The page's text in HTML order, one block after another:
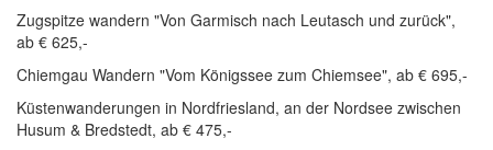
Zugspitze wandern "Von Garmisch nach Leutasch und zurück",
ab € 625,-
Chiemgau Wandern "Vom Königssee zum Chiemsee", ab € 695,-
Küstenwanderungen in Nordfriesland, an der Nordsee zwischen
Husum & Bredstedt, ab € 475,-